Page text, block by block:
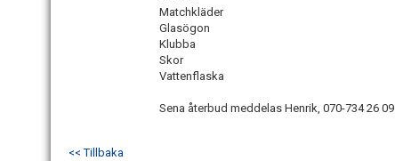
Matchkläder
Glasögon
Klubba
Skor
Vattenflaska
Sena återbud meddelas Henrik, 070-734 26 09
<< Tillbaka